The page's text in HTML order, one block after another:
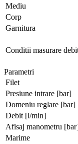
Mediu
Corp
Garnitura
Conditii masurare
Parametri
Filet
Presiune intrare [bar]
Domeniu reglare [bar]
Debit [l/min]
Afisaj manometru
Marime